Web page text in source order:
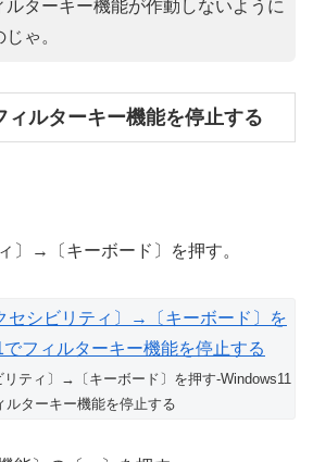
ルターキー機能が作動しないように
ゃ。
ルターキー機能を停止する
〕→〔キーボード〕を押す。
ティ〕→〔キーボード〕を押す-Windows11
ルターキー機能を停止する